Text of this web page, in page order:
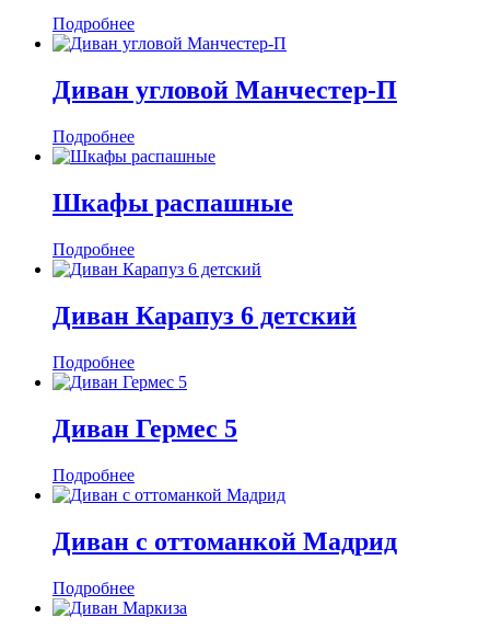
Подробнее
Диван угловой Манчестер-П
Подробнее
Шкафы распашные
Подробнее
Диван Карапуз 6 детский
Подробнее
Диван Гермес 5
Подробнее
Диван с оттоманкой Мадрид
Подробнее